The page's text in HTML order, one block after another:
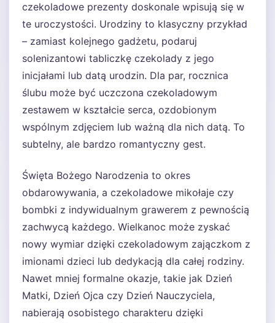
czekoladowe prezenty doskonale wpisują się w
te uroczystości. Urodziny to klasyczny przykład
– zamiast kolejnego gadżetu, podaruj
solenizantowi tabliczkę czekolady z jego
inicjałami lub datą urodzin. Dla par, rocznica
ślubu może być uczczona czekoladowym
zestawem w kształcie serca, ozdobionym
wspólnym zdjęciem lub ważną dla nich datą. To
subtelny, ale bardzo romantyczny gest.
Święta Bożego Narodzenia to okres
obdarowywania, a czekoladowe mikołaje czy
bombki z indywidualnym grawerem z pewnością
zachwycą każdego. Wielkanoc może zyskać
nowy wymiar dzięki czekoladowym zajączkom z
imionami dzieci lub dedykacją dla całej rodziny.
Nawet mniej formalne okazje, takie jak Dzień
Matki, Dzień Ojca czy Dzień Nauczyciela,
nabierają osobistego charakteru dzięki